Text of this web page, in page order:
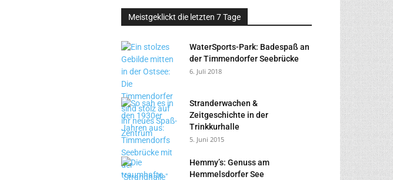
Meistgeklickt die letzten 7 Tage
WaterSports-Park: Badespaß an
der Timmendorfer Seebrücke
6. Juli 2018
Stranderwachen &
Zeitgeschichte in der
Trinkkurhalle
5. Juni 2015
Hemmy’s: Genuss am
Hemmelsdorfer See